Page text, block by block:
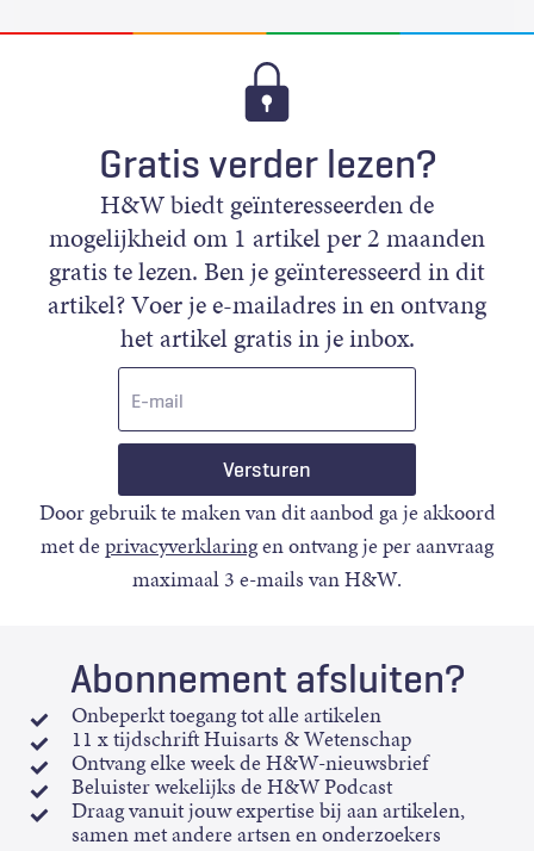
Gratis verder lezen?
H&W biedt geïnteresseerden de
mogelijkheid om 1 artikel per 2 maanden
gratis te lezen. Ben je geïnteresseerd in dit
artikel? Voer je e-mailadres in en ontvang
het artikel gratis in je inbox.
Door gebruik te maken van dit aanbod ga je akkoord
met deprivacyverklaringen ontvang je per aanvraag
maximaal 3 e-mails van H&W.
Abonnement afsluiten?
Onbeperkt toegang tot alle artikelen
11 x tijdschrift Huisarts & Wetenschap
Ontvang elke week de H&W-nieuwsbrief
Beluister wekelijks de H&W Podcast
Draag vanuit jouw expertise bij aan artikelen,
samen met andere artsen en onderzoekers